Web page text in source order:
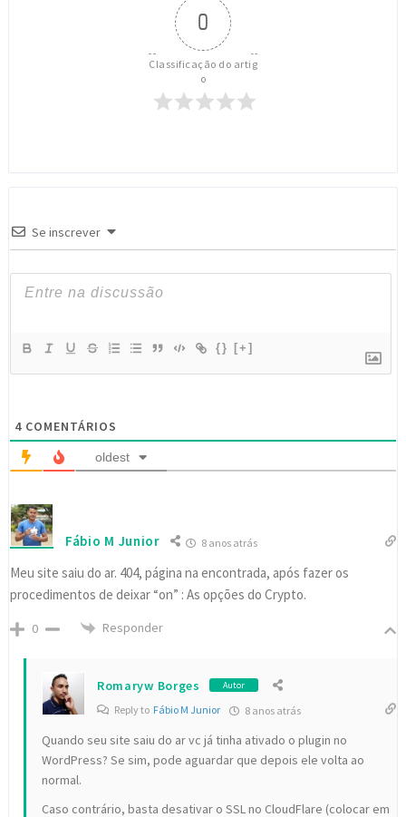
0
Classificação do artig
o
Se inscrever
{} [+]
4COMENTÁRIOS
oldest
Fábio M Junior 8 anos atrás
Meu site saiu do ar. 404, página na encontrada, após fazer os
procedimentos de deixar “on” : As opções do Crypto.
0 Responder
Romaryw Borges Autor
Reply to Fábio M Junior 8 anos atrás
Quando seu site saiu do ar vc já tinha ativado o plugin no
WordPress? Se sim, pode aguardar que depois ele volta ao
normal.
Caso contrário, basta desativar o SSL no CloudFlare (colocar em